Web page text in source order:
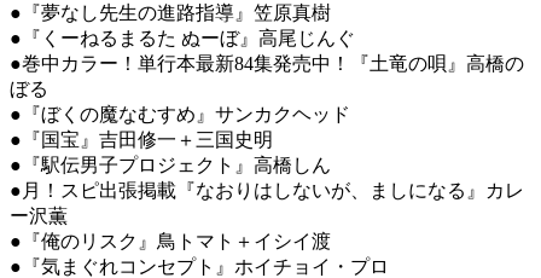
●『夢なし先生の進路指導』笠原真樹
●『くーねるまるた ぬーぼ』高尾じんぐ
●巻中カラー！単行本最新84集発売中！『土竜の唄』高橋の
ぼる
●『ぼくの魔なむすめ』サンカクヘッド
●『国宝』吉田修一＋三国史明
●『駅伝男子プロジェクト』高橋しん
●月！スピ出張掲載『なおりはしないが、ましになる』カレ
ー沢薫
●『俺のリスク』鳥トマト＋イシイ渡
●『気まぐれコンセプト』ホイチョイ・プロ